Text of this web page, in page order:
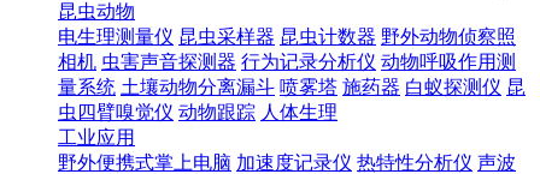
昆虫动物
电生理测量仪 昆虫采样器 昆虫计数器 野外动物侦察照
相机 虫害声音探测器 行为记录分析仪 动物呼吸作用测
量系统 土壤动物分离漏斗 喷雾塔 施药器 白蚁探测仪 昆
虫四臂嗅觉仪 动物跟踪 人体生理
工业应用
野外便携式掌上电脑 加速度记录仪 热特性分析仪 声波